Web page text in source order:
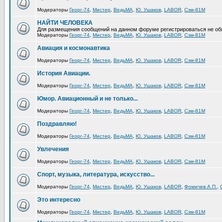
Модераторы Георг-74 Мистер ВедьМА Ю. Ушаков LABOR Сэм-81М
НАЙТИ ЧЕЛОВЕКА
Для размещения сообщений на данном форуме регистрироваться не
Модераторы Георг-74 Мистер ВедьМА Ю. Ушаков LABOR Сэм-81М
Авиация и космонавтика
Модераторы Георг-74 Мистер ВедьМА Ю. Ушаков LABOR Сэм-81М
История Авиации.
Модераторы Георг-74 Мистер ВедьМА Ю. Ушаков LABOR Сэм-81М
Юмор. Авиационный и не только...
Модераторы Георг-74 Мистер ВедьМА Ю. Ушаков LABOR Сэм-81М
Поздравляю!
Модераторы Георг-74 Мистер ВедьМА Ю. Ушаков LABOR Сэм-81М
Увлечения
Модераторы Георг-74 Мистер ВедьМА Ю. Ушаков LABOR Сэм-81М
Спорт, музыка, литература, искусство...
Модераторы Георг-74 Мистер ВедьМА Ю. Ушаков LABOR Фомичев А.П.
Это интересно
Модераторы Георг-74 Мистер ВедьМА Ю. Ушаков LABOR Сэм-81М